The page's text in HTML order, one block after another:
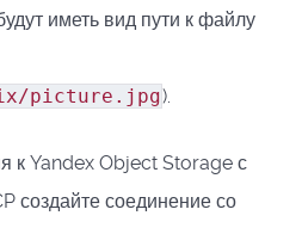
иметь вид пути к файлу
picture.jpg).
к Yandex Object Storage с
создайте соединение со